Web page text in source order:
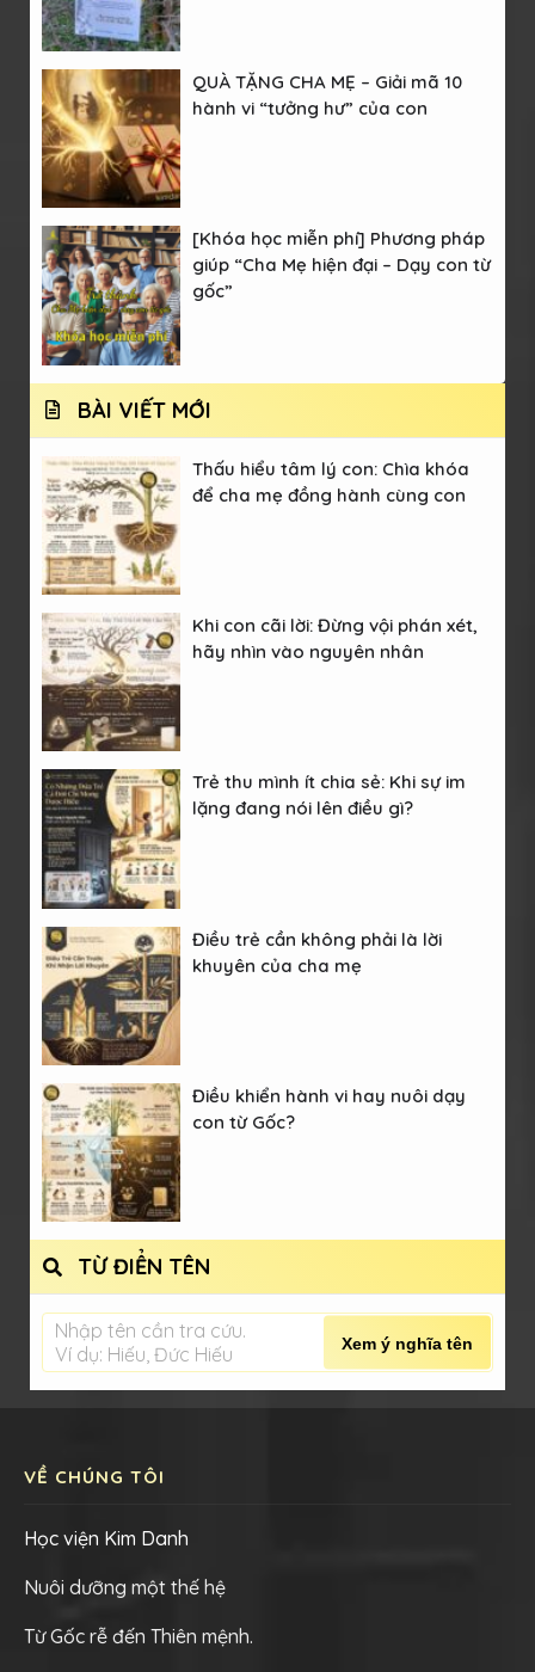
QUÀ TẶNG CHA MẸ – Giải mã 10
hành vi “tưởng hư” của con
[Khóa học miễn phí] Phương pháp
giúp “Cha Mẹ hiện đại – Dạy con từ
gốc”
BÀI VIẾT MỚI
Thấu hiểu tâm lý con: Chìa khóa
để cha mẹ đồng hành cùng con
Khi con cãi lời: Đừng vội phán xét,
hãy nhìn vào nguyên nhân
Trẻ thu mình ít chia sẻ: Khi sự im
lặng đang nói lên điều gì?
Điều trẻ cần không phải là lời
khuyên của cha mẹ
Điều khiển hành vi hay nuôi dạy
con từ Gốc?
TỪ ĐIỂN TÊN
Nhập tên cần tra cứu.
Ví dụ: Hiếu, Đức Hiếu
Xem ý nghĩa tên
VỀ CHÚNG TÔI
Học viện Kim Danh
Nuôi dưỡng một thế hệ
Từ Gốc rễ đến Thiên mệnh.